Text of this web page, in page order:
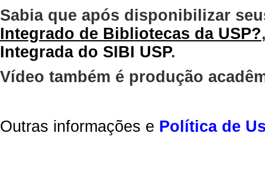
Sabia que após disponibilizar
Integrado de Bibliotecas da USP?
Integrada do SIBI USP.
Vídeo também é produção
Outras informações e Política de